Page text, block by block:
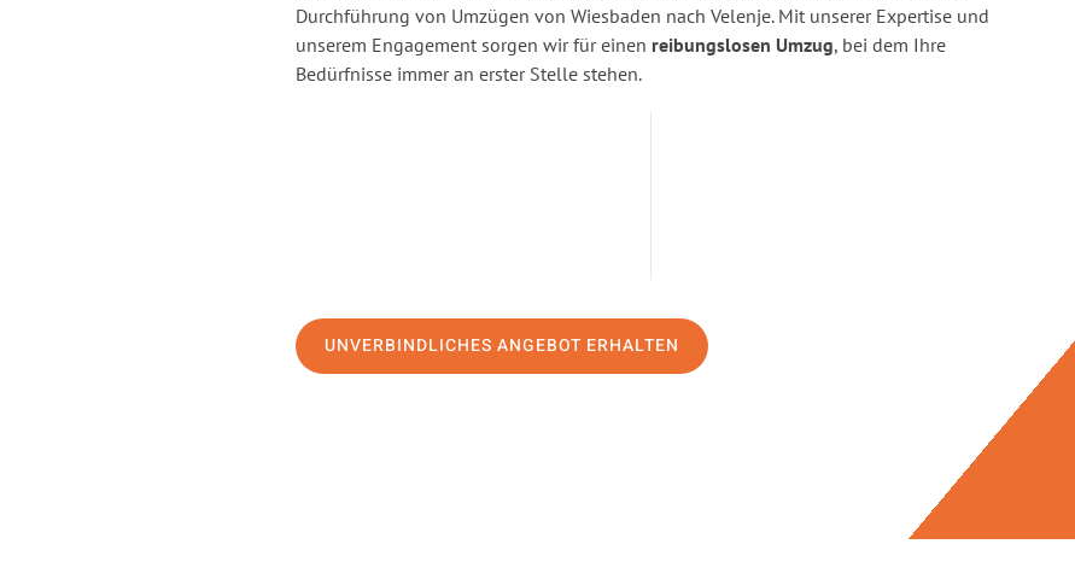
Durchführung von Umzügen von Wiesbaden nach Velenje. Mit unserer Expertise und
unserem Engagement sorgen wir für einen reibungslosen Umzug, bei dem Ihre
Bedürfnisse immer an erster Stelle stehen.
UNVERBINDLICHES ANGEBOT ERHALTEN